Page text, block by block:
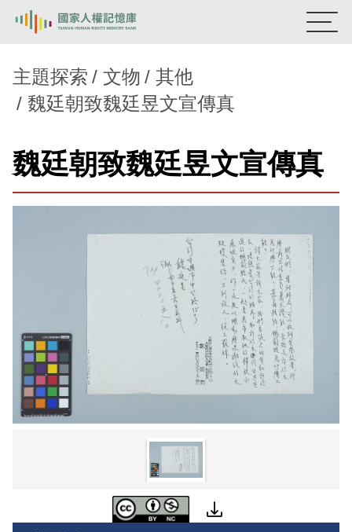
熱門關鍵字：陳孟和 李舜治 鹿窟事件
主題探索
背景知識
主題探索 文物
其他
魏廷朝致魏廷昱文宣傳真
魏廷朝致魏廷昱文宣傳真